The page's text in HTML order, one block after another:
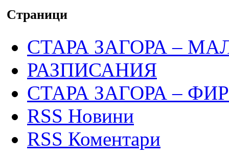
Страници
СТАРА ЗАГОРА –
РАЗПИСАНИЯ
СТАРА ЗАГОРА –
RSS Новини
RSS Коментари